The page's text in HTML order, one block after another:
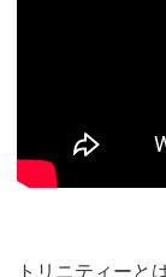
トリニティーと